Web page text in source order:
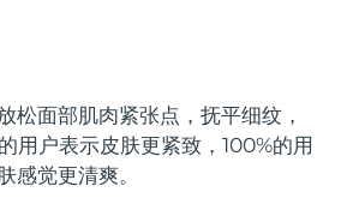
松面部肌肉紧张点，抚平细纹，
用户表示皮肤更紧致，100%的用
感觉更清爽。
预计送达日期8/11/26